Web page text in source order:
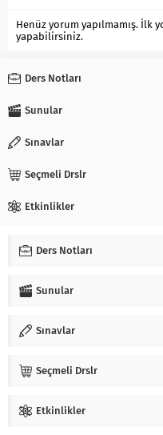
Henüz yorum yapılmamış. İlk
yapabilirsiniz.
Ders Notları
Sunular
Sınavlar
Seçmeli Drslr
Etkinlikler
Ders Notları
Sunular
Sınavlar
Seçmeli Drslr
Etkinlikler